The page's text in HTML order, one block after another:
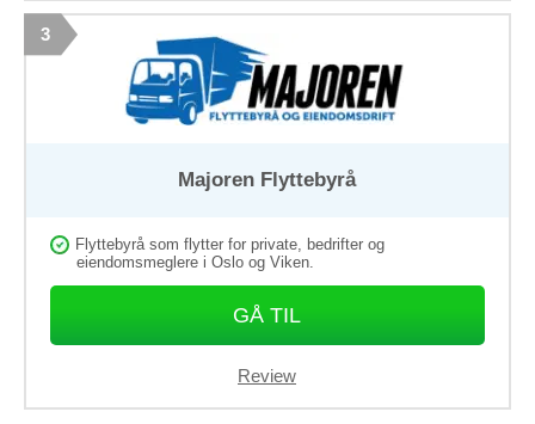
3
Majoren Flyttebyrå
Flyttebyrå som flytter for private, bedrifter og
eiendomsmeglere i Oslo og Viken.
GÅ TIL
Review